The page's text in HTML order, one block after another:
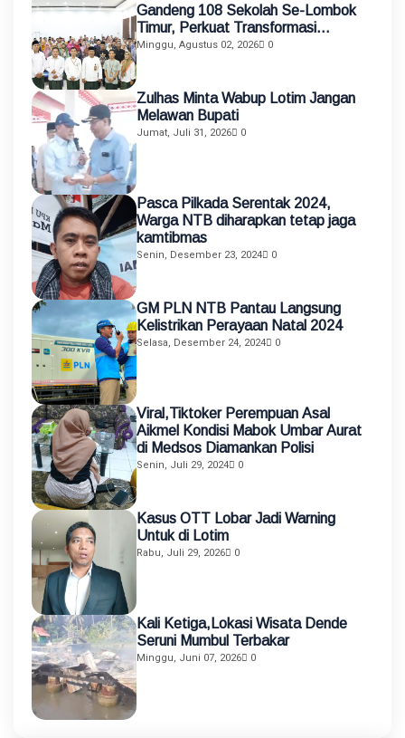
Gandeng 108 Sekolah Se-Lombok
Timur, Perkuat Transformasi
Pendidikan melalui Asistensi
Minggu, Agustus 02, 2026 0
Zulhas Minta Wabup Lotim Jangan
Melawan Bupati
Jumat, Juli 31, 2026 0
Pasca Pilkada Serentak 2024,
Warga NTB diharapkan tetap jaga
kamtibmas
Senin, Desember 23, 2024 0
GM PLN NTB Pantau Langsung
Kelistrikan Perayaan Natal 2024
Selasa, Desember 24, 2024 0
Viral,Tiktoker Perempuan Asal
Aikmel Kondisi Mabok Umbar Aurat
di Medsos Diamankan Polisi
Senin, Juli 29, 2024 0
Kasus OTT Lobar Jadi Warning
Untuk di Lotim
Rabu, Juli 29, 2026 0
Kali Ketiga,Lokasi Wisata Dende
Seruni Mumbul Terbakar
Minggu, Juni 07, 2026 0